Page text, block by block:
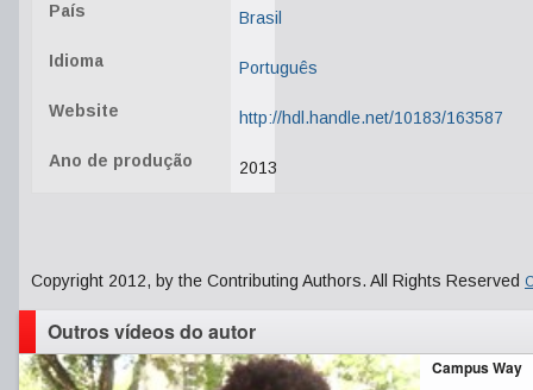
País Brasil
Idioma Português
Website http://hdl.handle.net/10183/163587
Ano de produção 2013
Copyright 2012, by the Contributing Authors. All Rights Reserved
Outros vídeos do autor
Campus Way